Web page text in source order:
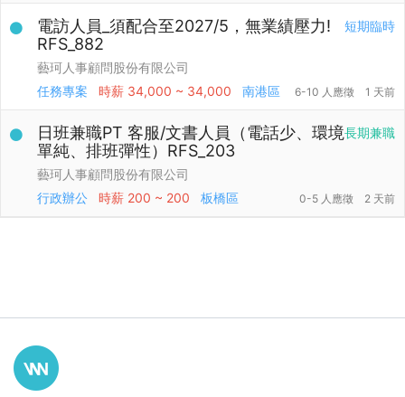
短期臨時
電訪人員_須配合至2027/5，無業績壓力!
RFS_882
藝珂人事顧問股份有限公司
任務專案
時薪 34,000 ~ 34,000 南港區 6-10 人應徵 1 天前
長期兼職
日班兼職PT 客服/文書人員（電話少、環境
單純、排班彈性）RFS_203
藝珂人事顧問股份有限公司
行政辦公
時薪 200 ~ 200 板橋區 0-5 人應徵 2 天前